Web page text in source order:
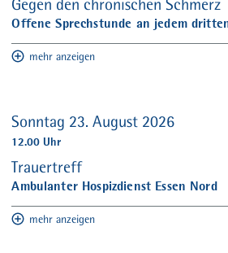
Offene Sprechstunde an jedem
mehr anzeigen
Sonntag 23. August 2026
12.00 Uhr
Trauertreff
Ambulanter Hospizdienst Essen Nord
mehr anzeigen